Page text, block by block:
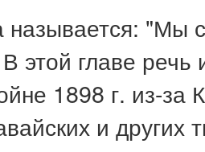
называется: "Мы
этой главе речь
1898 г. из-
и других